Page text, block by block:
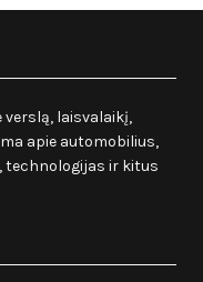
verslą, laisvalaikį,
apie automobilius,
technologijas ir kitus